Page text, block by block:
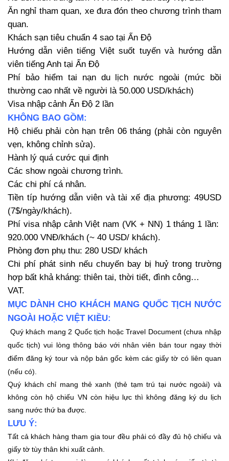
Ăn nghỉ tham quan, xe đưa đón theo chương trình tham
quan.
Khách sạn tiêu chuẩn 4 sao tại Ấn Độ
Hướng dẫn viên tiếng Việt suốt tuyến và hướng dẫn
viên tiếng Anh tại Ấn Độ
Phí bảo hiểm tai nạn du lịch nước ngoài (mức bồi
thường cao nhất về người là 50.000 USD/khách)
Visa nhập cảnh Ấn Độ 2 lần
KHÔNG BAO GỒM:
Hộ chiếu phải còn hạn trên 06 tháng (phải còn nguyên
vẹn, không chỉnh sửa).
Hành lý quá cước qui định
Các show ngoài chương trình.
Các chi phí cá nhân.
Tiền típ hướng dẫn viên và tài xế địa phương: 49USD
(7$/ngày/khách).
Phí visa nhập cảnh Việt nam (VK + NN) 1 tháng 1 lần:
920.000 VNĐ/khách (~ 40 USD/ khách).
Phòng đơn phụ thu: 280 USD/ khách
Chi phí phát sinh nếu chuyến bay bị huỷ trong trường
hợp bất khả kháng: thiên tai, thời tiết, đình công…
VAT.
MỤC DÀNH CHO KHÁCH MANG QUỐC TỊCH NƯỚC
NGOÀI HOẶC VIỆT KIỀU:
Quý khách mang 2 Quốc tịch hoặc Travel Document (chưa nhập
quốc tịch) vui lòng thông báo với nhân viên bán tour ngay thời
điểm đăng ký tour và nộp bản gốc kèm các giấy tờ có liên quan
(nếu có).
Quý khách chỉ mang thẻ xanh (thẻ tạm trú tại nước ngoài) và
không còn hộ chiếu VN còn hiệu lực thì không đăng ký du lịch
sang nước thứ ba được.
LƯU Ý:
Tất cả khách hàng tham gia tour đều phải có đầy đủ hộ chiếu và
giấy tờ tùy thân khi xuất cảnh.